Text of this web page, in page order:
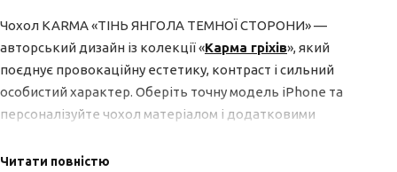
Чохол KARMA «ТІНЬ ЯНГОЛА ТЕМНОЇ СТОРОНИ» —
авторський дизайн із колекції «Карма гріхів», який
поєднує провокаційну естетику, контраст і сильний
особистий характер. Оберіть точну модель iPhone та
персоналізуйте чохол матеріалом і додатковими
Читати повністю